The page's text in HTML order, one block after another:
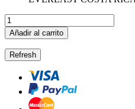
Añadir al carrito